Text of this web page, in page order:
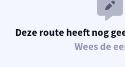
Deze route heeft nog
Wees de